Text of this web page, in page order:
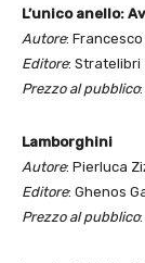
L’unico anello:
Autore:
Editore: Stratelibri
Prezzo al pubblico
Lamborghini
Autore: Pierluca
Editore: Ghenos
Prezzo al pubblico